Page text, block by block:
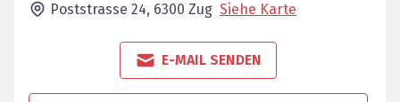
Poststrasse 24, 6300 Zug Siehe Karte
E-MAIL SENDEN